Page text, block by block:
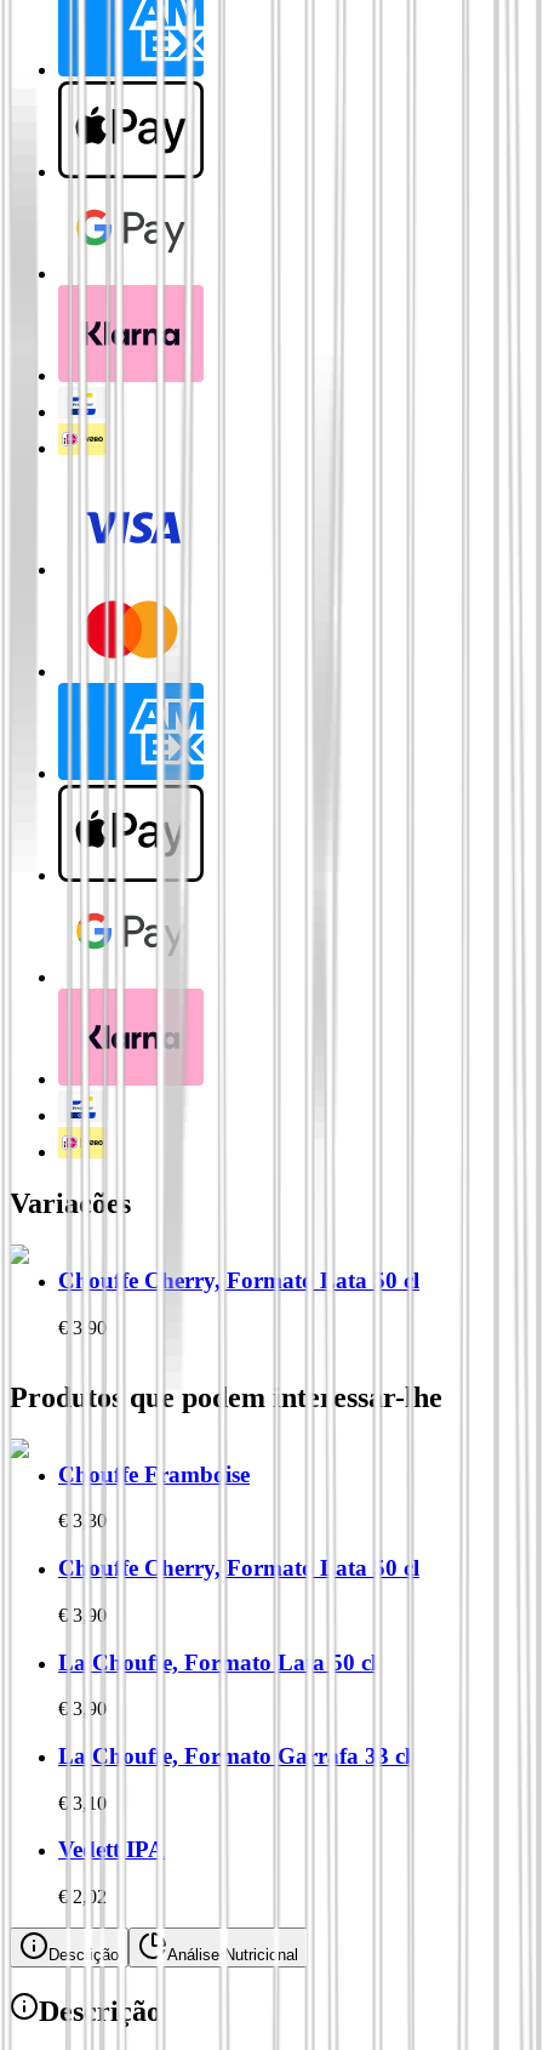
Variações
Chouffe Cherry, Formato Lata 50 cl
€ 3,90
Produtos que podem interessar-lhe
Chouffe Framboise
€ 3,30
Chouffe Cherry, Formato Lata 50 cl
€ 3,90
La Chouffe, Formato Lata 50 cl
€ 3,90
La Chouffe, Formato Garrafa 33 cl
€ 3,10
Vedett IPA
€ 2,02
Descrição Análise Nutricional
Descrição